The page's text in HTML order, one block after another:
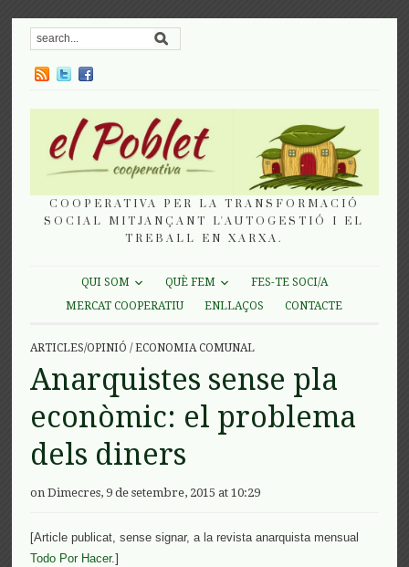
COOPERATIVA PER LA TRANSFORMACIÓ
SOCIAL MITJANÇANT L'AUTOGESTIÓ I EL
TREBALL EN XARXA.
QUI SOM QUÈ FEM
FES-TE SOCI/A
MERCAT COOPERATIU
ENLLAÇOS CONTACTE
ARTICLES/OPINIÓ /ECONOMIA COMUNAL
Anarquistes sense pla
econòmic: el problema
dels diners
on Dimecres, 9 de setembre, 2015 at 10:29
[Article publicat, sense signar, a la revista anarquista mensual
Todo Por Hacer.]